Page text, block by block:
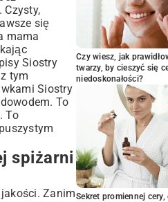
Czysty,
się
mama
Siostry
tym
Siostry
To
To
spiżarni
Zanim
Czy wiesz, jak
twarzy, by cieszyć się
niedoskonałości?
Sekret promiennej